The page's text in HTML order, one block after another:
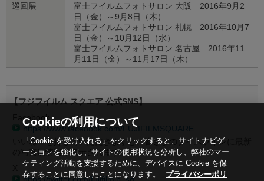
巡回展
富士フイルムフォトサロン 大阪 2016年9月2
日（金）～9月8日（木）
富士フイルムフォトサロン 札幌 2016年10月7
日（金）～10月12日（水）
富士フイルムフォトサロン 名古屋 2016年11
月11日（金）～11月17日（木）
【フジフイルム スクエア 公式SNS】
Facebook
https://www.facebook.com/FUJIFILMSQUARE
いいね！を押していただきますと、皆さまのタイムラインに最新
の写真展情報が表示されます。
https://twitter.com/fujifilmjp_sq
Cookieの利用について
「Cookie を受け入れる」をクリックすると、サイトナビゲ
ーションを強化し、サイトの使用状況を分析し、弊社のマー
ケティング活動を支援するために、デバイスに Cookie を保
存することに同意したことになります。
プライバシーポリ